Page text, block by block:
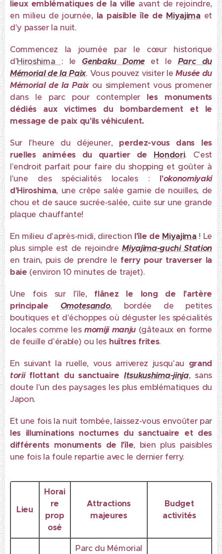
lieux emblématiquesde la ville avant de rejoindre,
en milieu de journée, la paisible île de Miyajima et
d'y passer la nuit.
Commencez la journée par le cœur historique
d'Hiroshima : le Genbaku Dome et le Parc du
Mémorial de la Paix. Vous pouvez visiter leMusée du
Mémorial de la Paixou simplement vous promener
dans le parc pour contempler les monuments
dédiés aux victimes du bombardement et le
message de paix qu'ils véhiculent.
Sur l'heure du déjeuner, perdez-vous dans les
ruelles animées du quartier de Hondori. C'est
l'endroit parfait pour faire du shopping et goûter à
l'une des spécialités locales : l'okonomiyaki
d'Hiroshima, une crêpe salée garnie de nouilles, de
chou et de sauce sucrée-salée, cuite sur une grande
plaque chauffante!
En milieu d'après-midi, direction l'île de Miyajima ! Le
plus simple est de rejoindreMiyajima-guchi Station
en train, puis de prendre le ferrypour traverser la
baie (environ 10 minutes de trajet).
Une fois sur l'île, flânez le long de l'artère
principale Omotesando, bordée de petites
boutiques et d'échoppes où déguster les spécialités
locales comme les momiji manju (gâteaux en forme
de feuille d'érable) ou les huîtres frites.
En suivant la ruelle, vous arriverez jusqu'au grand
toriiflottant du sanctuaire Itsukushima-jinja, sans
doute l'un des paysages les plus emblématiques du
Japon.
Et une fois la nuit tombée, laissez-vous envoûter par
les illuminations nocturnes du sanctuaire et des
différents monuments de l'île, bien plus paisibles
une fois la foule repartie avec le dernier ferry.
Lieu
Horai
re
prop
osé
Attractions
majeures
Budget
activités
Parc du Mémorial